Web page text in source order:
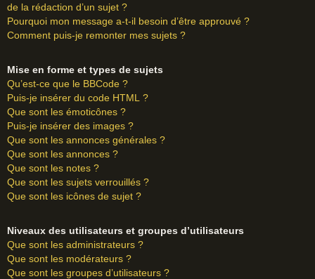
de la rédaction d’un sujet ?
Pourquoi mon message a-t-il besoin d’être approuvé ?
Comment puis-je remonter mes sujets ?
Mise en forme et types de sujets
Qu’est-ce que le BBCode ?
Puis-je insérer du code HTML ?
Que sont les émoticônes ?
Puis-je insérer des images ?
Que sont les annonces générales ?
Que sont les annonces ?
Que sont les notes ?
Que sont les sujets verrouillés ?
Que sont les icônes de sujet ?
Niveaux des utilisateurs et groupes d’utilisateurs
Que sont les administrateurs ?
Que sont les modérateurs ?
Que sont les groupes d’utilisateurs ?